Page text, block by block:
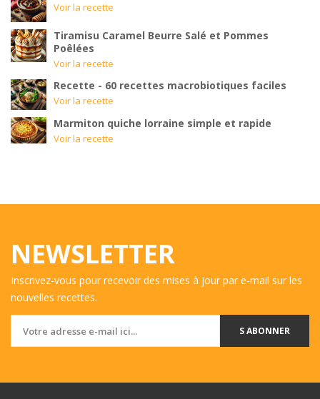
Voir la recette
Tiramisu Caramel Beurre Salé et Pommes
Poêlées
Voir la recette
Recette - 60 recettes macrobiotiques faciles
Voir la recette
Marmiton quiche lorraine simple et rapide
Voir la recette
NEWSLETTER
Inscrivez-vous pour recevoir des mises à jour par e-mail sur les
nouvelles recettes.
S ABONNER